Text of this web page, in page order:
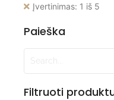
Įvertinimas: 1 iš 5
Paieška
Filtruoti